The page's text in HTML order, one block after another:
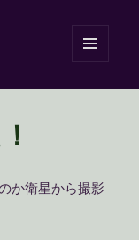
ーとウ
か衛星から撮影